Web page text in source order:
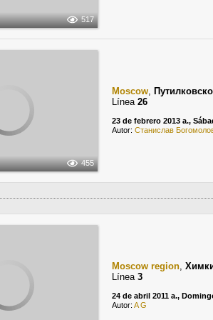
517
455
Moscow,
Línea 26
23 de febrero 2013 a.,
Autor: Станислав
Moscow region,
Línea 3
24 de abril 2011 a.,
Autor: A G